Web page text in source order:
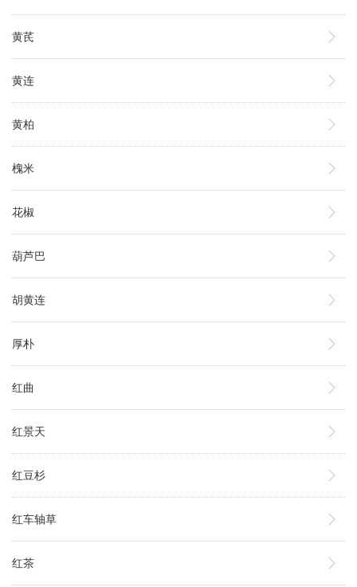
黄芪
黄连
黄柏
槐米
花椒
葫芦巴
胡黄连
厚朴
红曲
红景天
红豆杉
红车轴草
红茶